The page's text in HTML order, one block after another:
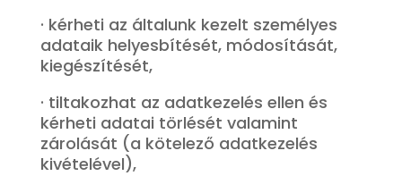
· kérheti az általunk kezelt személyes
adataik helyesbítését, módosítását,
kiegészítését,
· tiltakozhat az adatkezelés ellen és
kérheti adatai törlését valamint
zárolását (a kötelező adatkezelés
kivételével),